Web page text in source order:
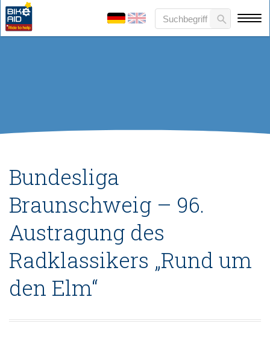
Bundesliga
Braunschweig – 96.
Austragung des
Radklassikers „Rund um
den Elm“